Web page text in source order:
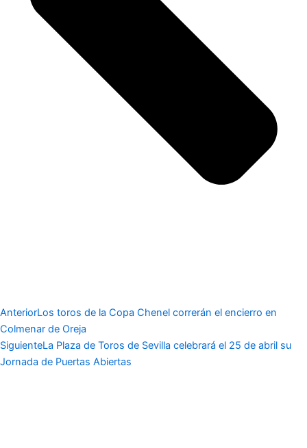
AnteriorLos toros de la Copa Chenel correrán el encierro en
Colmenar de Oreja
SiguienteLa Plaza de Toros de Sevilla celebrará el 25 de abril su
Jornada de Puertas Abiertas